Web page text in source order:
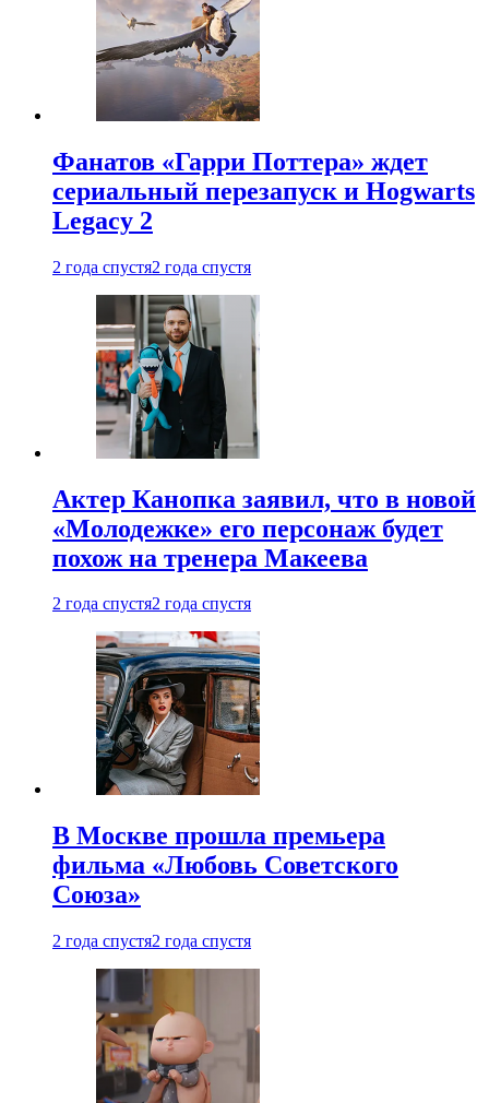
Фанатов «Гарри Поттера» ждет
сериальный перезапуск и Hogwarts
Legacy 2
2 года спустя2 года спустя
Актер Канопка заявил, что в новой
«Молодежке» его персонаж будет
похож на тренера Макеева
2 года спустя2 года спустя
В Москве прошла премьера
фильма «Любовь Советского
Союза»
2 года спустя2 года спустя